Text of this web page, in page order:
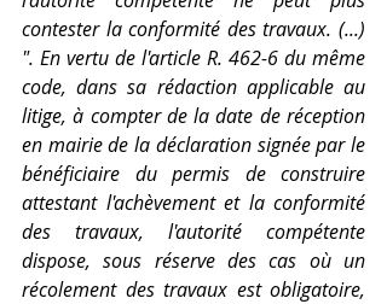
contester la conformité des travaux. (...)
". En vertu de l'article R. 462-6 du même
code, dans sa rédaction applicable au
litige, à compter de la date de réception
en mairie de la déclaration signée par le
bénéficiaire du permis de construire
attestant l'achèvement et la conformité
des travaux, l'autorité compétente
dispose, sous réserve des cas où un
récolement des travaux est obligatoire,